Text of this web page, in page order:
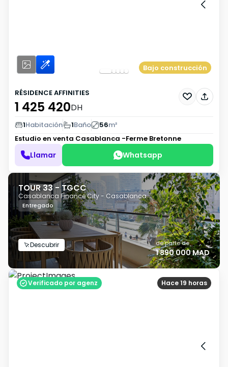
Bajo construcción
RÉSIDENCE AFFINITIES
1 425 420DH
1Habitación 1Baño 56m²
Estudio en venta Casablanca -Ferme Bretonne
Llamar Whatsapp
TOUR 33 - TGCC
Casablanca Finance City - Casablanca
Entregado
Descubrir de parte de
1 890 000 MAD
Hace 19 horas
Verificado por agenz